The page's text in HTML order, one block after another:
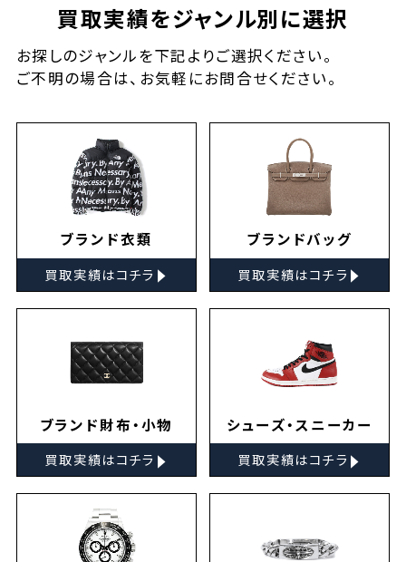
買取実績をジャンル別に選択
お探しのジャンルを下記よりご選択ください。
ご不明の場合は、お気軽にお問合せください。
ブランド衣類
買取実績はコチラ ▸
ブランドバッグ
買取実績はコチラ ▸
ブランド財布・小物
買取実績はコチラ ▸
シューズ・スニーカー
買取実績はコチラ ▸